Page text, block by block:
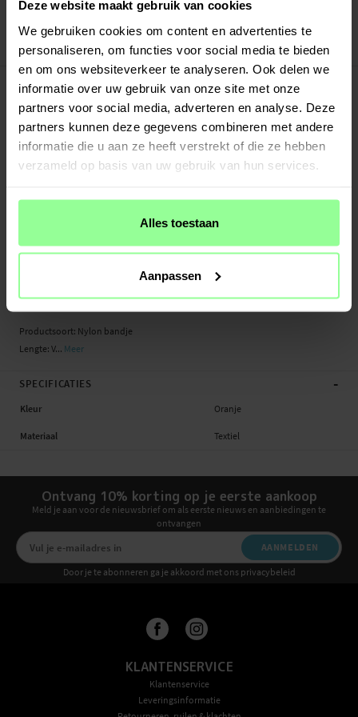
Deze website maakt gebruik van cookies
We gebruiken cookies om content en advertenties te
personaliseren, om functies voor social media te bieden
en om ons websiteverkeer te analyseren. Ook delen we
informatie over uw gebruik van onze site met onze
partners voor social media, adverteren en analyse. Deze
partners kunnen deze gegevens combineren met andere
informatie die u aan ze heeft verstrekt of die ze hebben
verzameld op basis van uw gebruik van hun services.
Alles toestaan
Aanpassen
Art number:46587
Nylon bandje voor Amazfit Balance. De band is eenvoudig verstelbaar en wordt
gesloten met een klittenbandsluiting. Gemaakt van duurzaam nylon, is dit de
ideale band voor wie sportief en actief is – hij is slijtvast en bestand tegen
vocht.
een snelle en eenvoudige installatie op je horloge.
- Verstelbare lengte - sluiting met klittenband
- Compleet met bevestigingen - eenvoudig te monteren op het horloge
- Amazfit Balance
Productsoort: Nylon bandje
Lengte: V... Meer
SPECIFICATIES -
Kleur Oranje
Materiaal Textiel
Ontvang 10% korting op je eerste aankoop
Meld je aan voor de nieuwsbrief om als eerste nieuws en aanbiedingen te
ontvangen
AANMELDEN
Door je te abonneren ga je akkoord met ons privacybeleid
KLANTENSERVICE
Klantenservice
Leveringsinformatie